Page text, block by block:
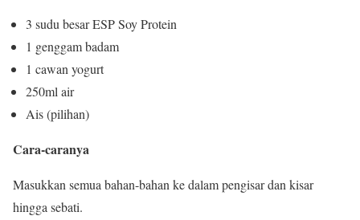
3 sudu besar ESP Soy Protein
1 genggam badam
1 cawan yogurt
250ml air
Ais (pilihan)
Cara-caranya
Masukkan semua bahan-bahan ke dalam pengisar dan kisar
hingga sebati.